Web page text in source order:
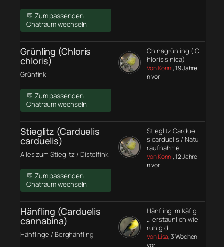
💬 Zum passenden
Chatraum wechseln
Grünling (Chloris
chloris)
Grünfink
💬 Zum passenden
Chatraum wechseln
Chinagrünling ( C
hloris sinica)
Von Konni, 19 Jahre
n vor
Stieglitz (Carduelis
carduelis)
Alles zum Stieglitz / Distelfink
💬 Zum passenden
Chatraum wechseln
Stieglitz Cardueli
s carduelis / Natu
raufnahme…
Von Konni, 12 Jahre
n vor
Hänfling (Carduelis
cannabina)
Hänflinge / Berghänfling
Hänfling im Käfig
… erstaunlich wie
ruhig d…
Von Lisa, 3 Wochen